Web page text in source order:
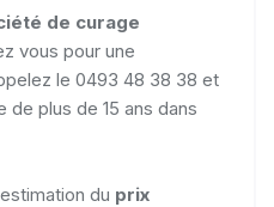
de curage
vous pour une
le 0493 48 38 38 et
plus de 15 ans dans
du prix